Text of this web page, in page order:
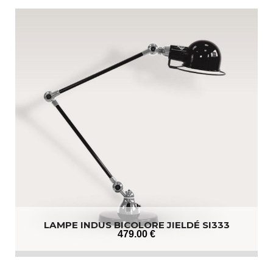
LAMPE INDUS BICOLORE JIELDÉ SI333
479.00 €